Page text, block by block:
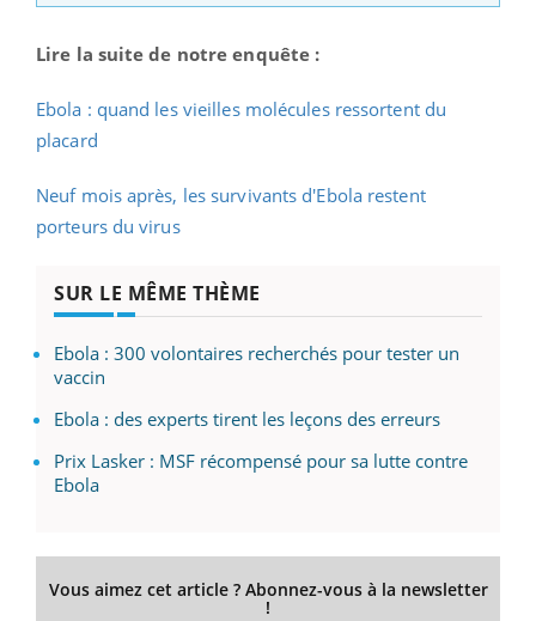
Lire la suite de notre enquête :
Ebola : quand les vieilles molécules ressortent du
placard
Neuf mois après, les survivants d'Ebola restent
porteurs du virus
SUR LE MÊME THÈME
Ebola : 300 volontaires recherchés pour tester un
vaccin
Ebola : des experts tirent les leçons des erreurs
Prix Lasker : MSF récompensé pour sa lutte contre
Ebola
Vous aimez cet article ? Abonnez-vous à la newsletter
!